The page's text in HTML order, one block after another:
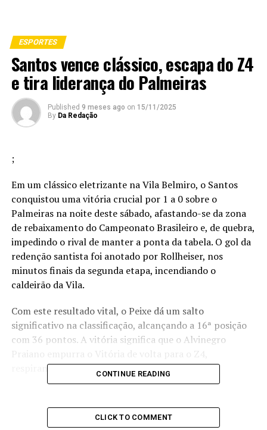
ESPORTES
Santos vence clássico, escapa do Z4
e tira liderança do Palmeiras
Published 9 meses ago on 15/11/2025
By Da Redação
;
Em um clássico eletrizante na Vila Belmiro, o Santos
conquistou uma vitória crucial por 1 a 0 sobre o
Palmeiras na noite deste sábado, afastando-se da zona
de rebaixamento do Campeonato Brasileiro e, de quebra,
impedindo o rival de manter a ponta da tabela. O gol da
redenção santista foi anotado por Rollheiser, nos
minutos finais da segunda etapa, incendiando o
caldeirão da Vila.
Com este resultado vital, o Peixe dá um salto
significativo na classificação, alcançando a 16ª posição
com 36 pontos. A vitória significa que o Alvinegro
respirando aliviado na reta final da competição.
Verdão perdeu a liderança para o Flamengo, que havia
vencido o Sport mais cedo. Agora, o Palmeiras ocupa a
CONTINUE READING
CLICK TO COMMENT